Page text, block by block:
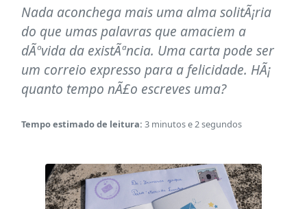
Nada aconchega mais uma alma solitÃ¡ria
do que umas palavras que amaciem a
dÃºvida da existÃªncia. Uma carta pode ser
um correio expresso para a felicidade. HÃ¡
quanto tempo nÃ£o escreves uma?
Tempo estimado de leitura: 3 minutos e 2 segundos